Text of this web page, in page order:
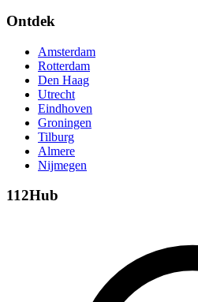
Ontdek
Amsterdam
Rotterdam
Den Haag
Utrecht
Eindhoven
Groningen
Tilburg
Almere
Nijmegen
112Hub